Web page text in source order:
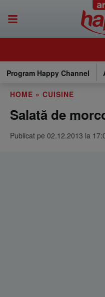
Program Happy Channel
HOME » CUISINE
Salată de
Publicat pe 02.12.2013 la